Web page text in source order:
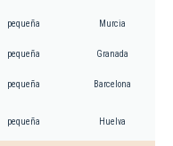
pequeña Murcia
pequeña Granada
pequeña Barcelona
pequeña Huelva